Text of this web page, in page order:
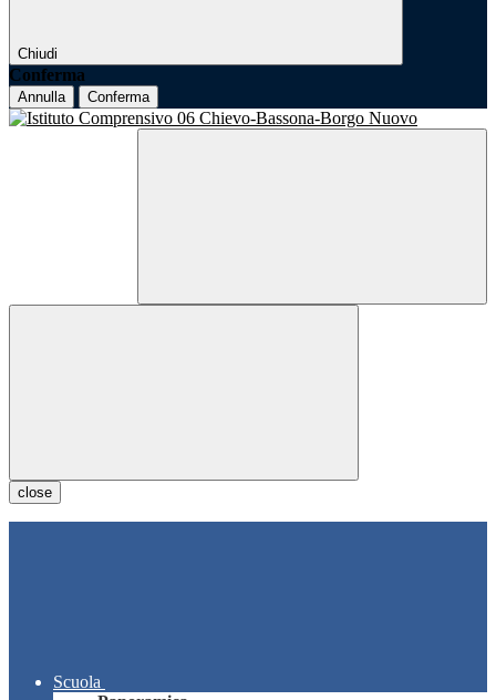
Chiudi
Conferma
Annulla Conferma
close
Scuola